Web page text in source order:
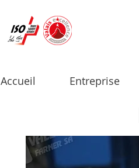
Accueil Entreprise